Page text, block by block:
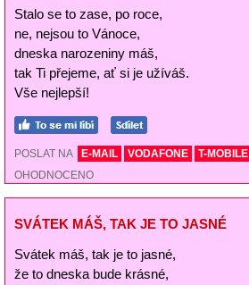
Stalo se to zase, po roce,
ne, nejsou to Vánoce,
dneska narozeniny máš,
tak Ti přejeme, ať si je užíváš.
Vše nejlepší!
POSLAT NA E-MAIL VODAFONE T-MOBILE
OHODNOCENO
SVÁTEK MÁŠ, TAK JE TO JASNÉ
Svátek máš, tak je to jasné,
že to dneska bude krásné,